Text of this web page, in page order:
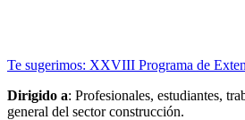
Te sugerimos: XXVIII Programa de
Dirigido a: Profesionales, estudiantes,
general del sector construcción.